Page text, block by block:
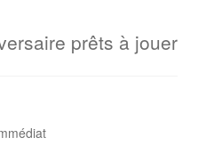
prêts à jouer